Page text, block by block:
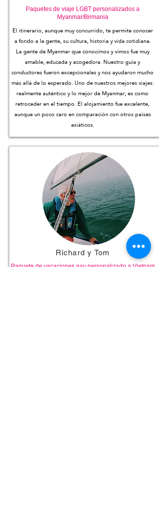
Paquetes de viaje LGBT personalizados a
Myanmar/Birmania
El itinerario, aunque muy concurrido, te permite conocer
a fondo a la gente, su cultura, historia y vida cotidiana.
La gente de Myanmar que conocimos y vimos fue muy
amable, educada y acogedora. Nuestro guía y
conductores fueron excepcionales y nos ayudaron mucho
más allá de lo esperado. Uno de nuestros mejores viajes:
realmente auténtico y lo mejor de Myanmar; es como
retroceder en el tiempo. El alojamiento fue excelente,
aunque un poco caro en comparación con otros países
asiáticos.
Richard y Tom
Paquete de vacaciones gay personalizado a Vietnam